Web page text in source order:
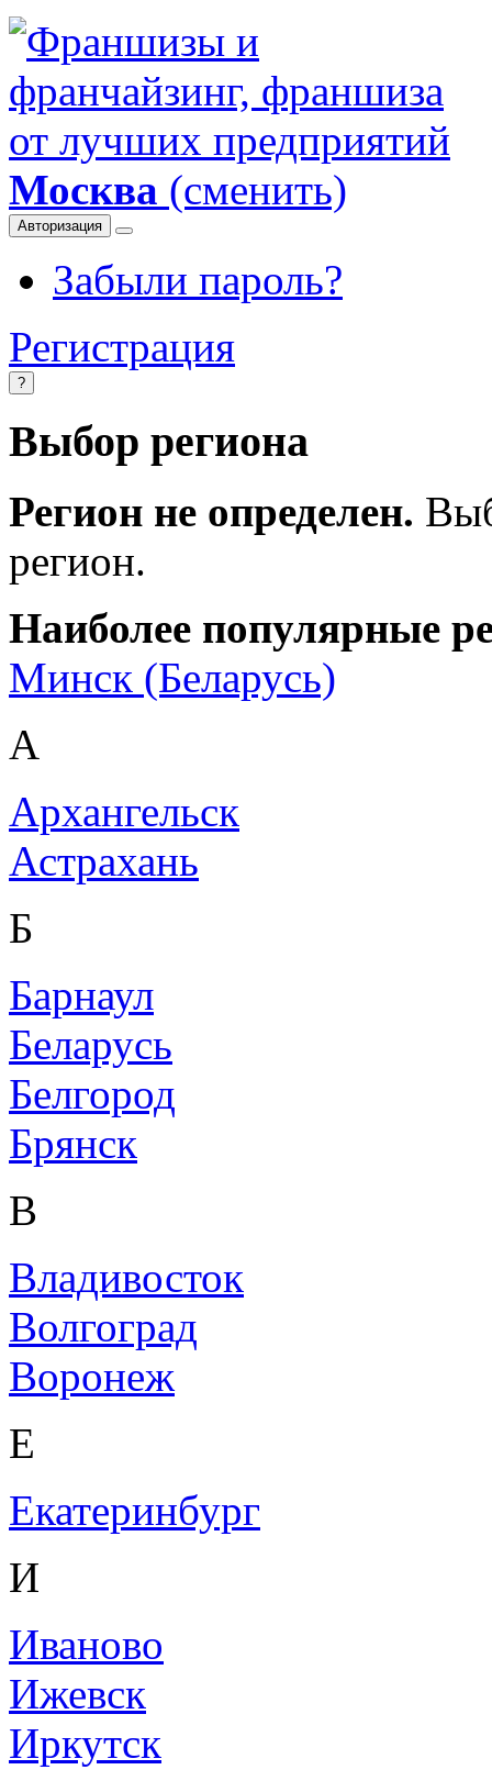
Москва (сменить)
Авторизация
Забыли пароль?
Регистрация
?
Выбор региона
Регион не определен.
регион.
Наиболее популярные
Минск (Беларусь)
А
Архангельск
Астрахань
Б
Барнаул
Беларусь
Белгород
Брянск
В
Владивосток
Волгоград
Воронеж
Е
Екатеринбург
И
Иваново
Ижевск
Иркутск